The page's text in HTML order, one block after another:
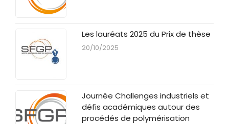
Les lauréats 2025 du Prix de thèse
20/10/2025
Journée Challenges industriels et
défis académiques autour des
procédés de polymérisation